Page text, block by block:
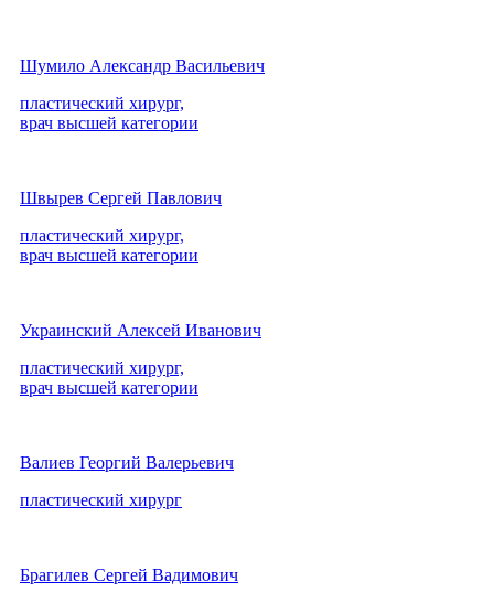
Шумило Александр Васильевич
пластический хирург,
врач высшей категории
Швырев Сергей Павлович
пластический хирург,
врач высшей категории
Украинский Алексей Иванович
пластический хирург,
врач высшей категории
Валиев Георгий Валерьевич
пластический хирург
Брагилев Сергей Вадимович